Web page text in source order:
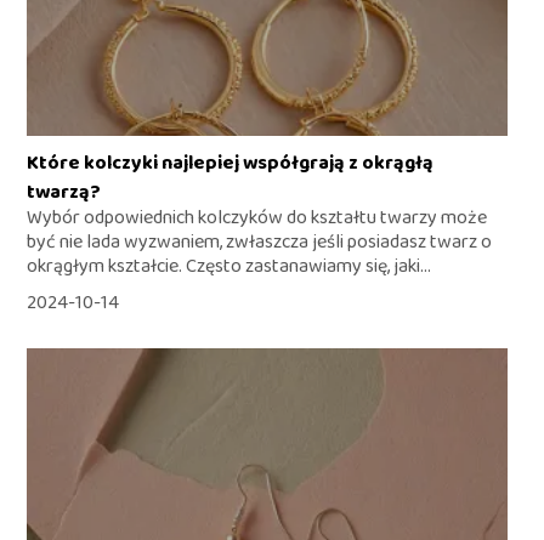
Które kolczyki najlepiej współgrają z okrągłą
twarzą?
Wybór odpowiednich kolczyków do kształtu twarzy może
być nie lada wyzwaniem, zwłaszcza jeśli posiadasz twarz o
okrągłym kształcie. Często zastanawiamy się, jaki...
2024-10-14